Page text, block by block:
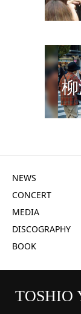
NEWS
CONCERT
MEDIA
DISCOGRAPHY
BOOK
TOSHIO